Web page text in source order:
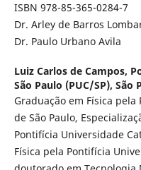
ISBN 978-85-365-0284-7
Dr. Arley de Barros
Dr. Paulo Urbano Avila
Luiz Carlos de Campos,
São Paulo (PUC/SP), São
Graduação em Física
de São Paulo,
Pontifícia Universidade
Física pela Pontifícia